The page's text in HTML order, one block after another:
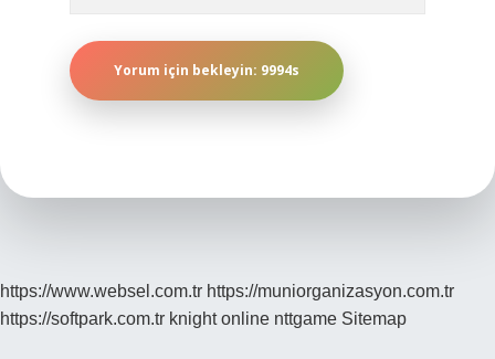
https://www.websel.com.tr https://muniorganizasyon.com.tr
https://softpark.com.tr knight online nttgame Sitemap